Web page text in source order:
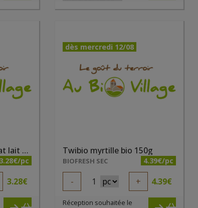
Sablés nappés chocolat lait bio 4 x 4pc 160g Elibio
3.28€/pc
3.28€
dès mercredi 12/08
Twibio myrtille bio 150g
BIOFRESH SEC 4.39€/pc
- 1 + 4.39€
Réception souhaitée le